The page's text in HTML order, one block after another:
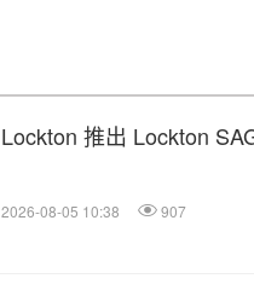
Lockton 推出 Lockton
2026-08-05 10:38 907